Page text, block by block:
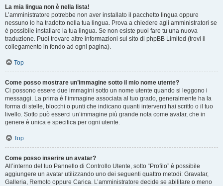
La mia lingua non è nella lista!
L’amministratore potrebbe non aver installato il pacchetto lingua oppure
nessuno lo ha tradotto nella tua lingua. Prova a chiedere agli amministratori se
è possibile installare la tua lingua. Se non esiste puoi fare tu una nuova
traduzione. Puoi trovare altre informazioni sul sito di phpBB Limited (trovi il
collegamento in fondo ad ogni pagina).
Top
Come posso mostrare un’immagine sotto il mio nome utente?
Ci possono essere due immagini sotto un nome utente quando si leggono i
messaggi. La prima è l’immagine associata al tuo grado, generalmente ha la
forma di stelle, blocchi o punti che indicano quanti interventi hai scritto o il tuo
livello. Sotto può esserci un’immagine più grande nota come avatar, che in
genere è unica e specifica per ogni utente.
Top
Come posso inserire un avatar?
All’interno del tuo Pannello di Controllo Utente, sotto “Profilo” è possibile
aggiungere un avatar utilizzando uno dei seguenti quattro metodi: Gravatar,
Galleria, Remoto oppure Carica. L’amministratore decide se abilitare o meno